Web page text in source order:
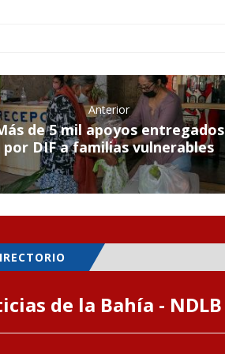
Anterior
de 5 mil apoyos entregados
por DIF a familias vulnerables
de la Bahía - NDLB